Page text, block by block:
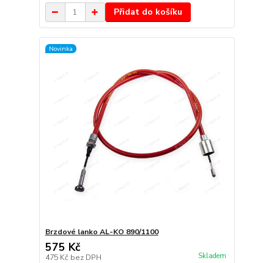
Přidat do košíku
Novinka
Brzdové lanko AL-KO 890/1100
575 Kč
475 Kč bez DPH Skladem